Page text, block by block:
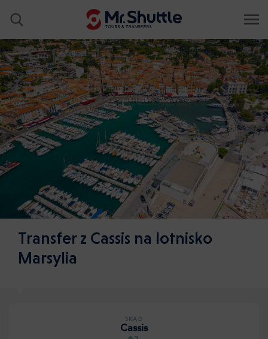
Transfer z Cassis na lotnisko
Marsylia
SKĄD
Cassis